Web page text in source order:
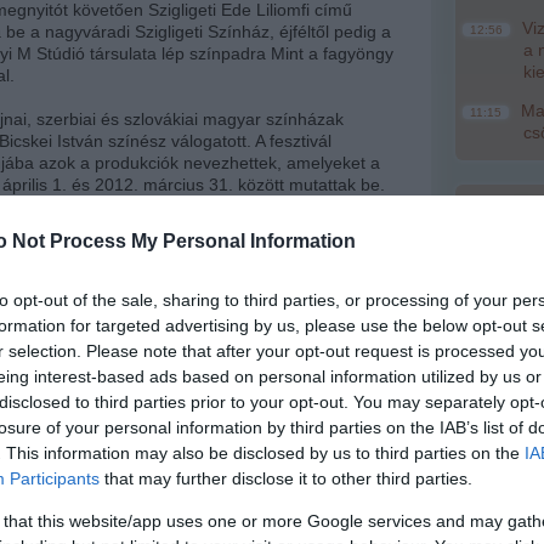
Not Process My Personal Information
opt-out of the sale, sharing to third parties, or processing of your
for targeted advertising by us, please use the below opt-out
selection. Please note that after your opt-out request is processed
interest-based ads based on personal information utilized by us
to third parties prior to your opt-out. You may separately
of your personal information by third parties on the IAB’s list of
This information may also be disclosed by us to third parties on the
Participants that may further disclose it to other third parties.
that this website/app uses one or more Google services and may
követően Szigligeti Ede Liliomfi című
a nagyváradi Szigligeti Színház, éjféltől pedig a
M Stúdió társulata lép színpadra Mint a fagyöngy
szerbiai és szlovákiai magyar színházak
István színész válogatott. A fesztivál
azok a produkciók nevezhettek, amelyeket a
1. és 2012. március 31. között mutattak be.
zsűri értékeli, a bírálatban pedig a közönség
zsűritaggal.
helyszínen, a Művészetek Házában, a
Rákóczi-stúdióban, illetve a Flórián téren rendezik
tavaly is - Erdélyből várják a legtöbb
lép fel a nagyváradi Szigligeti Színház, a
M Stúdió, a marosvásárhelyi Színművészeti
Színháza és a Yorick Stúdió; utóbbi a szombati
szintén marosvásárhelyi Nemzeti Színház Tompa
közösen adja elő Székely Csaba Bányavirág
kisvárdai találkozóján bemutatkozik a
Színház Harag György Társulata, a temesvári
12:56
a
11:15